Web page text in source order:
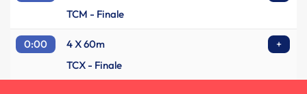
TCM - Finale
0:00 4 X 60m
+
TCX - Finale